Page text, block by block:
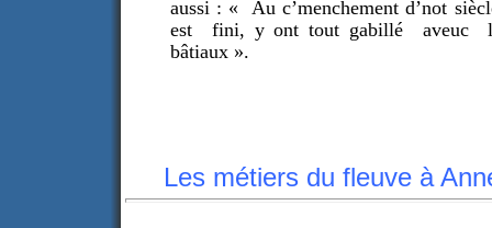
aussi : « Au c’menchement d’not
est fini, y ont tout gabillé aveuc
bâtiaux ».
Les métiers du fleuve à